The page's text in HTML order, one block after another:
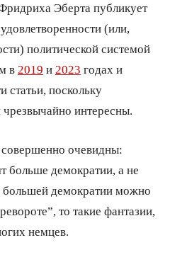
Эберта публикует
(или,
политической системой
в 2019 и 2023 годах и
статьи, поскольку
интересны.
совершенно очевидны:
больше демократии, а не
большей демократии можно
то такие фантазии,
немцев.